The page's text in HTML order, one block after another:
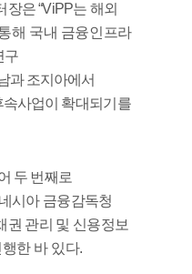
장은“ViPP는 해외
해 국내 금융인프라
구
과 조지아에서
속사업이 확대되기를
두 번째로
시 아 금융감독청
권 관리 및 신용정보
한 바 있다.